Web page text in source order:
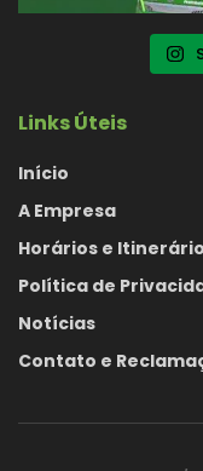
Links Úteis
Início
A Empresa
Horários e
Política de
Notícias
Contato e